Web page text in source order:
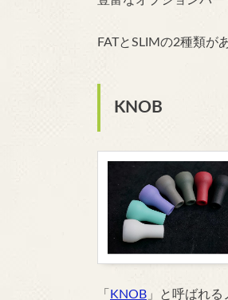
FATとSLIMの2種類が
KNOB
「 KNOB 」と呼ばれ